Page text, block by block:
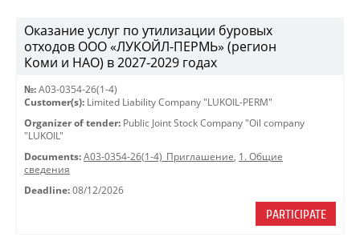
Оказание услуг по утилизации буровых
отходов ООО «ЛУКОЙЛ-ПЕРМЬ» (регион
Коми и НАО) в 2027-2029 годах
№: A03-0354-26(1-4)
Customer(s): Limited Liability Company "LUKOIL-PERM"
Organizer of tender: Public Joint Stock Company "Oil company
"LUKOIL"
Documents: A03-0354-26(1-4)_Приглашение, 1. Общие
сведения
Deadline: 08/12/2026
PARTICIPATE